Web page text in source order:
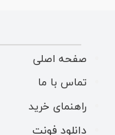
صفحه اصلی
تماس با ما
راهنمای خرید
دانلود فونت